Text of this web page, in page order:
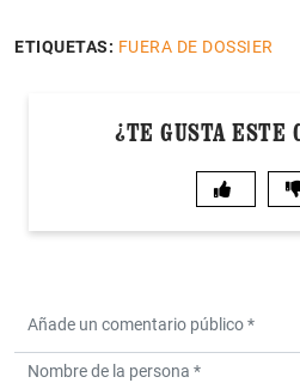
ETIQUETAS: FUERA DE DOSSIER
¿TE GUSTA ESTE